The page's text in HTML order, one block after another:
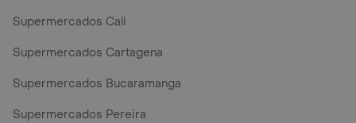
Supermercados Cali
Supermercados Cartagena
Supermercados Bucaramanga
Supermercados Pereira